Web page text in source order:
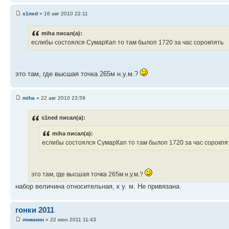
s1ned » 16 авг 2010 22:11
miha писал(а):
еслибы состоялся СумарКап то там былоп 1720 за час сорокпять
это там, где высшая точка 265м н.у.м.?
miha » 22 авг 2010 23:59
s1ned писал(а):
miha писал(а):
еслибы состоялся СумарКап то там былоп 1720 за час
это там, где высшая точка 265м н.у.м.?
набор величина относительная, к у. м. Не привязана.
гонки 2011
ломакин » 22 июн 2011 11:43